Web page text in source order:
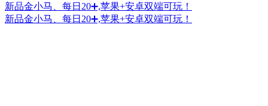
新品金小马、每日20➕,苹果+安卓双端可玩！
新品金小马、每日20➕,苹果+安卓双端可玩！